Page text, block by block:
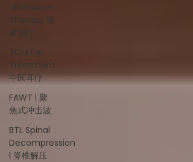
Microwave
Therapy 微
波治疗
TCM Ear
Treatment
中医耳疗
FAWT l 聚
焦式冲击波
BTL Spinal
Decompression
l 脊椎解压